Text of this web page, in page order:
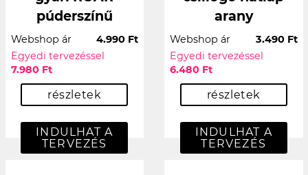
púderszínű
Webshop ár
4.990 Ft
Egyedi tervezéssel
7.980 Ft
részletek
INDULHAT A
TERVEZÉS
arany
Webshop ár
3.490 Ft
Egyedi tervezéssel
6.480 Ft
részletek
INDULHAT A
TERVEZÉS